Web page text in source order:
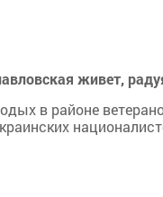
живет,
в районе